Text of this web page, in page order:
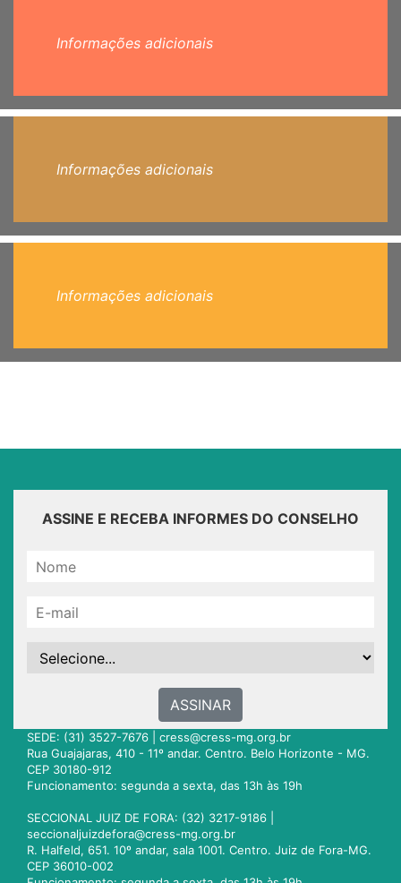
Informações adicionais
Informações adicionais
Informações adicionais
ASSINE E RECEBA INFORMES DO CONSELHO
ASSINAR
SEDE: (31) 3527-7676 | cress@cress-mg.org.br
Rua Guajajaras, 410 - 11º andar. Centro. Belo Horizonte - MG.
CEP 30180-912
Funcionamento: segunda a sexta, das 13h às 19h
SECCIONAL JUIZ DE FORA: (32) 3217-9186 |
seccionaljuizdefora@cress-mg.org.br
R. Halfeld, 651. 10º andar, sala 1001. Centro. Juiz de Fora-MG.
CEP 36010-002